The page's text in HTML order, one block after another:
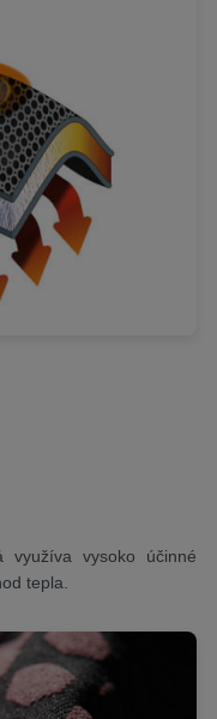
využíva vysoko účinné
tepla.